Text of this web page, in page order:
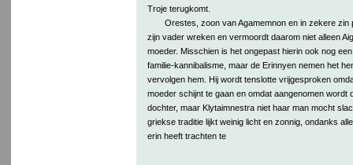
Troje terugkomt.
Orestes, zoon van Agamemnon en in zekere zin
zijn vader wreken en vermoordt daarom niet alleen
moeder. Misschien is het ongepast hierin ook nog
familie-kannibalisme, maar de Erinnyen nemen het
vervolgen hem. Hij wordt tenslotte vrijgesproken
moeder schijnt te gaan en omdat aangenomen wordt
dochter, maar Klytaimnestra niet haar man mocht
griekse traditie lijkt weinig licht en zonnig, ondanks
erin heeft trachten te